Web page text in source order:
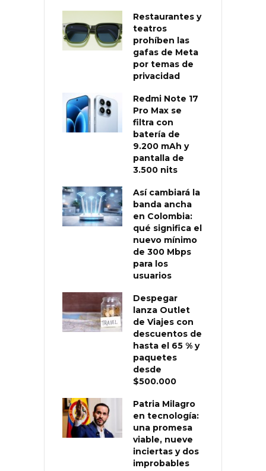
Restaurantes y
teatros
prohíben las
gafas de Meta
por temas de
privacidad
Redmi Note 17
Pro Max se
filtra con
batería de
9.200 mAh y
pantalla de
3.500 nits
Así cambiará la
banda ancha
en Colombia:
qué significa el
nuevo mínimo
de 300 Mbps
para los
usuarios
Despegar
lanza Outlet
de Viajes con
descuentos de
hasta el 65 % y
paquetes
desde
$500.000
Patria Milagro
en tecnología:
una promesa
viable, nueve
inciertas y dos
improbables